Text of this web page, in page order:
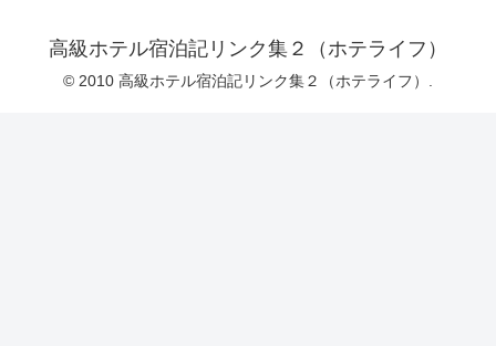
高級ホテル宿泊記リンク集２（ホテライフ）
© 2010 高級ホテル宿泊記リンク集２（ホテライフ）.